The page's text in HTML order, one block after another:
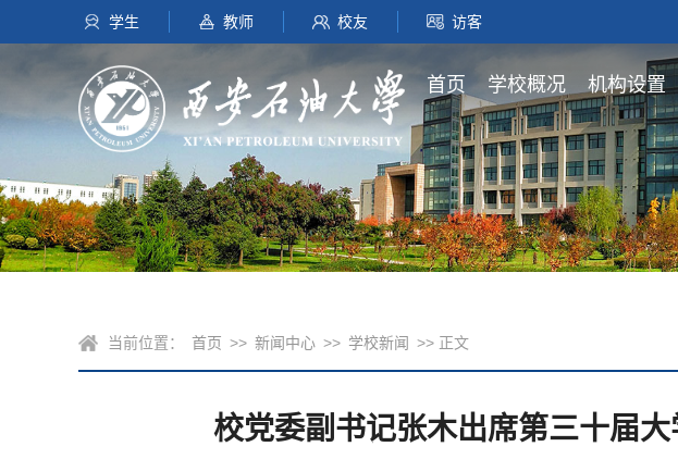
学生 教师 校友 访客
首页 学校概况 机构设置
当前位置： 首页 >> 新闻中心 >> 学校新闻 >> 正文
校党委副书记张木出席第三十届